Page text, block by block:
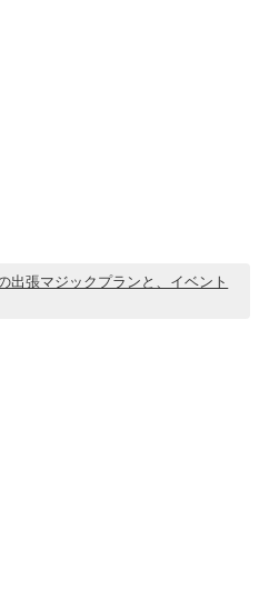
出張マジックプランと、イベント